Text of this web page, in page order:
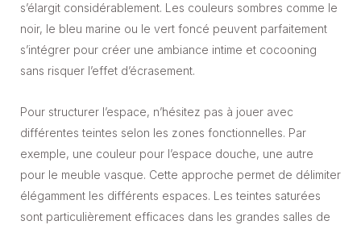
s’élargit considérablement. Les couleurs sombres comme le
noir, le bleu marine ou le vert foncé peuvent parfaitement
s’intégrer pour créer une ambiance intime et cocooning
sans risquer l’effet d’écrasement.
Pour structurer l’espace, n’hésitez pas à jouer avec
différentes teintes selon les zones fonctionnelles. Par
exemple, une couleur pour l’espace douche, une autre
pour le meuble vasque. Cette approche permet de délimiter
élégamment les différents espaces. Les teintes saturées
sont particulièrement efficaces dans les grandes salles de